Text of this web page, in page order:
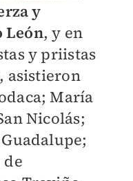
y
León, y en
y priistas
asistieron
María
Nicolás;
de